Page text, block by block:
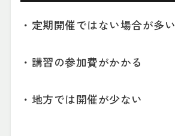
・定期開催ではない場合が多い
・講習の参加費がかかる
・地方では開催が少ない